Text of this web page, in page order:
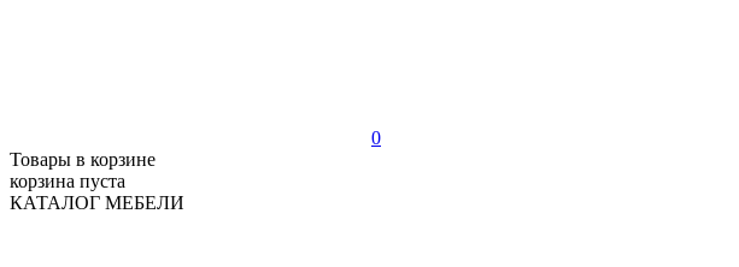
0
Товары в корзине
корзина пуста
КАТАЛОГ МЕБЕЛИ